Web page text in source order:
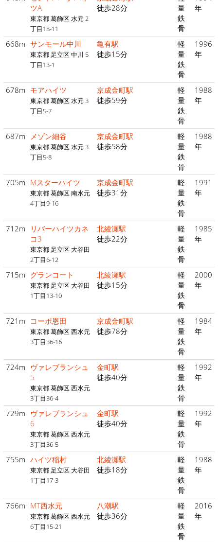
ツA
東京都 葛飾区 水元 2
丁目18-11
徒歩28分
量
鉄
骨
年
668m サンモール中川
東京都 足立区 中川 5
丁目13-1
亀有駅
徒歩15分
軽
量
鉄
骨
1996
年
678m モアハイツ
東京都 葛飾区 水元 3
丁目5-7
京成金町駅
徒歩59分
軽
量
鉄
骨
1988
年
687m メゾン細谷
東京都 葛飾区 水元 3
丁目5-8
京成金町駅
徒歩58分
軽
量
鉄
骨
1988
年
705m Mスターハイツ
東京都 葛飾区 南水元
4丁目9-16
京成金町駅
徒歩31分
軽
量
鉄
骨
1991
年
712m
リバーハイツカネ
コ3
東京都 足立区 大谷田
2丁目6-12
北綾瀬駅
徒歩22分
軽
量
鉄
骨
1985
年
715m グランコート
東京都 足立区 大谷田
1丁目13-10
北綾瀬駅
徒歩15分
軽
量
鉄
骨
2000
年
721m コーポ恩田
東京都 葛飾区 西水元
3丁目36-16
京成金町駅
徒歩78分
軽
量
鉄
骨
1984
年
724m ヴァレブランシュ
5
東京都 葛飾区 西水元
3丁目36-4
金町駅
徒歩40分
軽
量
鉄
骨
1992
年
729m ヴァレブランシュ
6
東京都 葛飾区 西水元
3丁目36-5
金町駅
徒歩40分
軽
量
鉄
骨
1992
年
755m ハイツ稲村
東京都 足立区 大谷田
1丁目17-3
北綾瀬駅
徒歩18分
軽
量
鉄
骨
1988
年
766m MT西水元
東京都 葛飾区 西水元
6丁目15-21
八潮駅
徒歩36分
軽
量
鉄
骨
2016
年